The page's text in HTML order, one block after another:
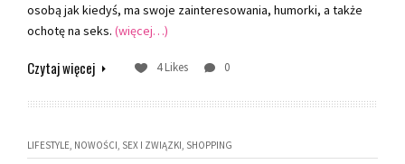
osobą jak kiedyś, ma swoje zainteresowania, humorki, a także
ochotę na seks. (więcej…)
Czytaj więcej 4 Likes 0
LIFESTYLE NOWOŚCI SEX I ZWIĄZKI SHOPPING